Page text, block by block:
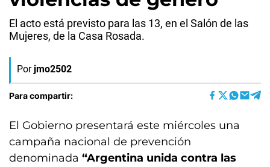
El acto está previsto para las 13, en el Salón de las
Mujeres, de la Casa Rosada.
Por jmo2502
Para compartir:
El Gobierno presentará este miércoles una
campaña nacional de prevención
denominada “Argentina unida contra las